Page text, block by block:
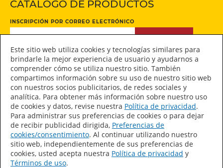
CATÁLOGO DE PRODUCTOS
INSCRIPCIÓN POR CORREO ELECTRÓNICO
Manténgase conectado
Declaración de accesibilidad
Mapa del sitio
Sala de prensa
Este sitio web utiliza cookies y tecnologías similares para
brindarle la mejor experiencia de usuario y ayudarnos a
comprender cómo se utiliza nuestro sitio. También
compartimos información sobre su uso de nuestro sitio web
con nuestros socios publicitarios, de redes sociales y
analítica. Para obtener más información sobre nuestro uso
de cookies y datos, revise nuestra Política de privacidad.
Para administrar sus preferencias de cookies o para dejar
de recibir publicidad dirigida, Preferencias de
cookies/consentimiento. Al continuar utilizando nuestro
sitio web, independientemente de sus preferencias de
cookies, usted acepta nuestra Política de privacidad y
Términos de uso.